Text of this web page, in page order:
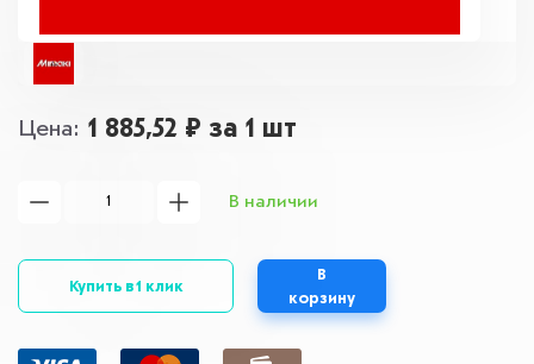
Цена 1 885,52 ₽ за 1 шт
В наличии
Купить в 1 клик
В
корзину